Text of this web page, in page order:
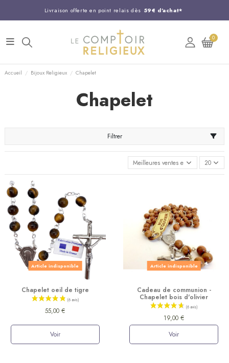
Livraison offerte en point relais dès 59€ d'achat*
Entreprise Française familiale
Support client disponible au 03 20 24 74 15
Commandez avant 14H,
0
Accueil Bijoux Religieux Chapelet
Chapelet
Filtrer
Meilleures ventes en premier
20
Article indisponible
Chapelet oeil de tigre
55,00 €
Voir
Article indisponible
Cadeau de communion -
Chapelet bois d'olivier
19,00 €
Voir